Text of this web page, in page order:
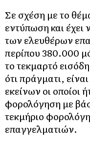
Σε σχέση με το
εντύπωση και
των ελευθέρων
περίπου 380.000
το τεκμαρτό
ότι πράγματι,
εκείνων οι οποίοι
φορολόγηση με
τεκμήριο
επαγγελματιών.